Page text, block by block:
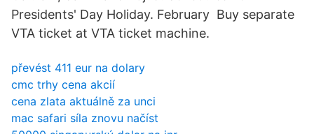
Presidents' Day Holiday. February Buy separate
VTA ticket at VTA ticket machine.
převést 411 eur na dolary
cmc trhy cena akcií
cena zlata aktuálně za unci
mac safari síla znovu načíst